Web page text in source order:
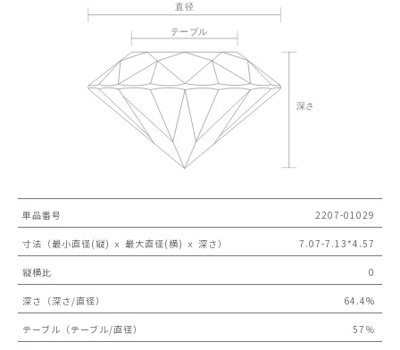
単品番号 2207-01029
寸法（最小直径(縦) ｘ 最大直径(横) ｘ 深さ） 7.07-7.13*4.57
縦横比 0
深さ（深さ/直径） 64.4%
テーブル（テーブル/直径） 57％